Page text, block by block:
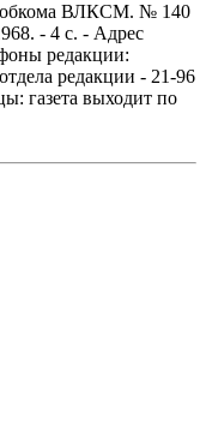
обкома ВЛКСМ. № 140
- 4 с. - Адрес
редакции:
редакции - 21-96
газета выходит по